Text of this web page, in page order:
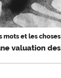
mots et les choses
valuation